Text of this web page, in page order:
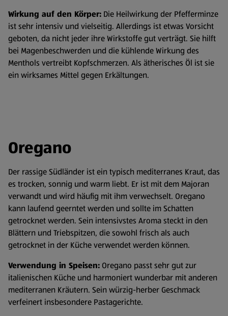
Wirkung auf den Körper: Die Heilwirkung der Pfefferminze
ist sehr intensiv und vielseitig. Allerdings ist etwas Vorsicht
geboten, da nicht jeder ihre Wirkstoffe gut verträgt. Sie hilft
bei Magenbeschwerden und die kühlende Wirkung des
Menthols vertreibt Kopfschmerzen. Als ätherisches Öl ist sie
ein wirksames Mittel gegen Erkältungen.
Oregano
Der rassige Südländer ist ein typisch mediterranes Kraut, das
es trocken, sonnig und warm liebt. Er ist mit dem Majoran
verwandt und wird häufig mit ihm verwechselt. Oregano
kann laufend geerntet werden und sollte im Schatten
getrocknet werden. Sein intensivstes Aroma steckt in den
Blättern und Triebspitzen, die sowohl frisch als auch
getrocknet in der Küche verwendet werden können.
Verwendung in Speisen: Oregano passt sehr gut zur
italienischen Küche und harmoniert wunderbar mit anderen
mediterranen Kräutern. Sein würzig-herber Geschmack
verfeinert insbesondere Pastagerichte.